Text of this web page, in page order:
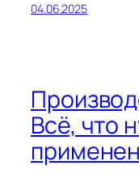
04.06.2025
Всё, что